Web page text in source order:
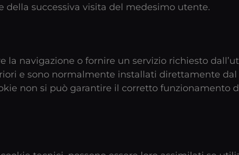
della successiva visita del medesimo utente.
la navigazione o fornire un servizio richiesto
e sono normalmente installati direttamente
non si può garantire il corretto funzionamento